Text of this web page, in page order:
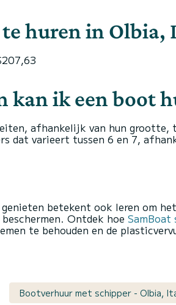
huren in Olbia,
kan ik een boot
afhankelijk van hun
dat varieert tussen 6 en 7,
betekent ook leren om
Ontdek hoe SamBoat
te behouden en de
Bootverhuur met schipper - Olbia,